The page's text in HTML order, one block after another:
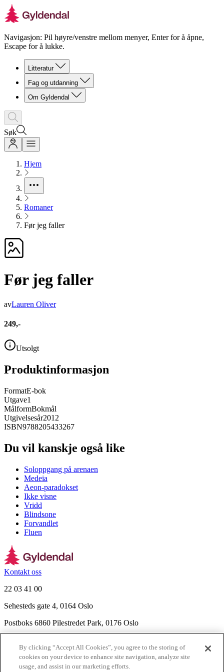
Navigasjon: Pil høyre/venstre mellom menyer, Enter for å åpne,
Escape for å lukke.
Litteratur
Fag og utdanning
Om Gyldendal
Søk
Hjem
Romaner
Før jeg faller
Før jeg faller
avLauren Oliver
249,-
Utsolgt
Produktinformasjon
FormatE-bok
Utgave1
MålformBokmål
Utgivelsesår2012
ISBN9788205433267
Du vil kanskje også like
Soloppgang på arenaen
Medeia
Aeon-paradokset
Ikke visne
Vridd
Blindsone
Forvandlet
Fluen
Kontakt oss
22 03 41 00
Sehesteds gate 4, 0164 Oslo
Postboks 6860 Pilestredet Park, 0176 Oslo
Nyhetsbrev
Ledige stillinger
By clicking “Accept All Cookies”, you agree to the storing of
cookies on your device to enhance site navigation, analyze site
usage, and assist in our marketing efforts.